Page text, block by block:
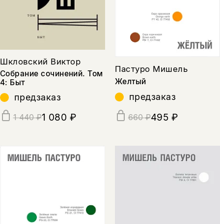
Шкловский Виктор
Собрание сочинений. Том
4: Быт
предзаказ
1 440 ₽1 080 ₽
Пастуро Мишель
Желтый
предзаказ
660 ₽495 ₽